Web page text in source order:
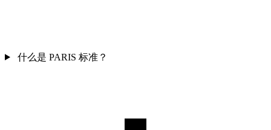
什么是 PARIS 标准？